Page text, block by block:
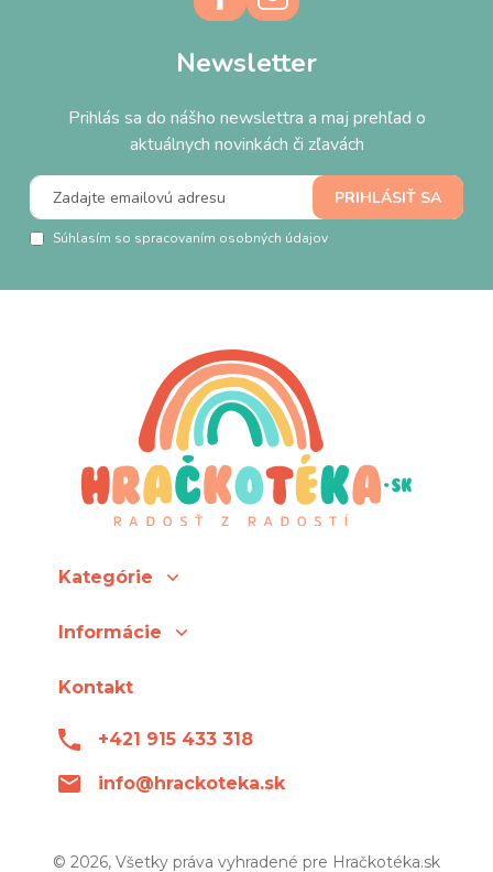
Newsletter
Prihlás sa do nášho newslettra a maj prehľad o
aktuálnych novinkách či zľavách
Súhlasím so spracovaním osobných údajov
Kategórie
Informácie
Kontakt
+421 915 433 318
info@hrackoteka.sk
© 2026, Všetky práva vyhradené pre Hračkotéka.sk